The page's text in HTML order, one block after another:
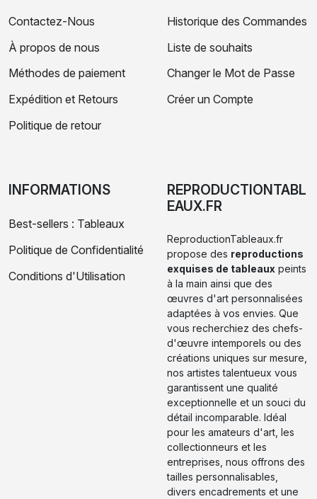
Contactez-Nous
À propos de nous
Méthodes de paiement
Expédition et Retours
Politique de retour
Historique des Commandes
Liste de souhaits
Changer le Mot de Passe
Créer un Compte
INFORMATIONS
Best-sellers : Tableaux
Politique de Confidentialité
Conditions d'Utilisation
REPRODUCTIONTABL
EAUX.FR
ReproductionTableaux.fr
propose des reproductions
exquises de tableaux peints
à la main ainsi que des
œuvres d'art personnalisées
adaptées à vos envies. Que
vous recherchiez des chefs-
d'œuvre intemporels ou des
créations uniques sur mesure,
nos artistes talentueux vous
garantissent une qualité
exceptionnelle et un souci du
détail incomparable. Idéal
pour les amateurs d'art, les
collectionneurs et les
entreprises, nous offrons des
tailles personnalisables,
divers encadrements et une